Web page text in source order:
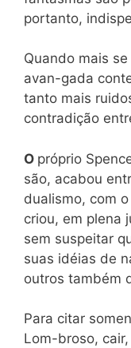
portanto,
Quando mais
avan-gada
tanto mais
contradição
O próprio
são, acabou
dualismo, com
criou, em plena
sem suspeitar
suas idéias de
outros também
Para citar
Lom-broso,